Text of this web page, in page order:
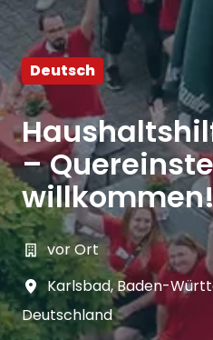
Deutsch
–
vor Ort
Karlsbad,Baden-
Deutschland